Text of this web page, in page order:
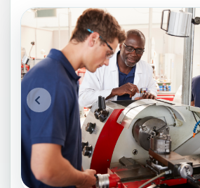
Projektteam: SupraTix GmbH.
Historischer Finanzierungsstand: 0
Unterstützer:innen: 0. Erreicht: 0
Historisch veröffentlichte
Öffentliche Updates auf dieser
Aktiver Seitenabschnitt: updates.
Qualitätssicherung: Kanonische